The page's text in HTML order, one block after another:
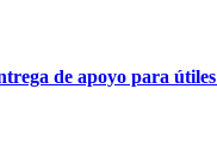
de apoyo para útiles